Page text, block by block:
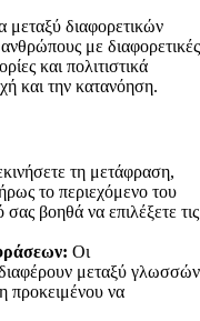
μεταξύ διαφορετικών
με διαφορετικές
και πολιτιστικά
και την κατανόηση.
τη μετάφραση,
το περιεχόμενο του
βοηθά να επιλέξετε τις
Οι
μεταξύ γλωσσών
προκειμένου να